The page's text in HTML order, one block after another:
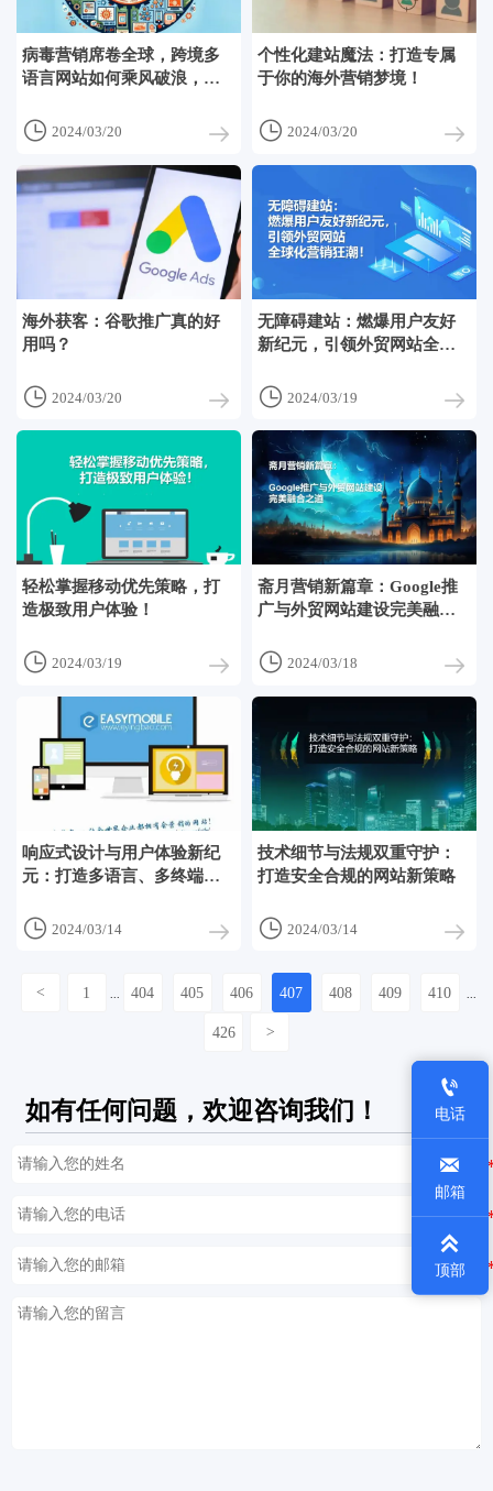
病毒营销席卷全球，跨境多
语言网站如何乘风破浪，探
 2024/03/20
个性化建站魔法：打造专属
于你的海外营销梦境！
 2024/03/20
海外获客：谷歌推广真的好
用吗？
 2024/03/20
无障碍建站：燃爆用户友好
新纪元，引领外贸网站全球
 2024/03/19
轻松掌握移动优先策略，打
造极致用户体验！
 2024/03/19
斋月营销新篇章：Google推
广与外贸网站建设完美融合
 2024/03/18
响应式设计与用户体验新纪
元：打造多语言、多终端兼
 2024/03/14
技术细节与法规双重守护：
打造安全合规的网站新策略
 2024/03/14
< 1 404 405 406 407 408 409 410
426 >
如有任何问题，欢迎咨询我们！

电话

邮箱

顶部